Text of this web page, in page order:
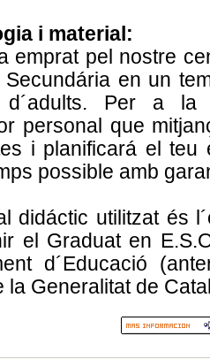
i material:
emprat pel nostre
Secundária en un
d´adults. Per a la
personal que
i planificará el teu
possible amb
didáctic utilitzat és
el Graduat en
d´Educació
la Generalitat de